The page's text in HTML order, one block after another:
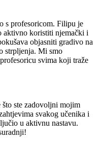
s profesoricom. Filipu je
aktivno koristiti njemački i
objasniti gradivo na
strpljenja. Mi smo
svima koji traže
što ste zadovoljni mojim
svakog učenika i
u aktivnu nastavu.